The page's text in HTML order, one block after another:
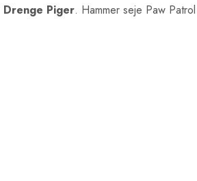
Drenge Piger. Hammer seje Paw